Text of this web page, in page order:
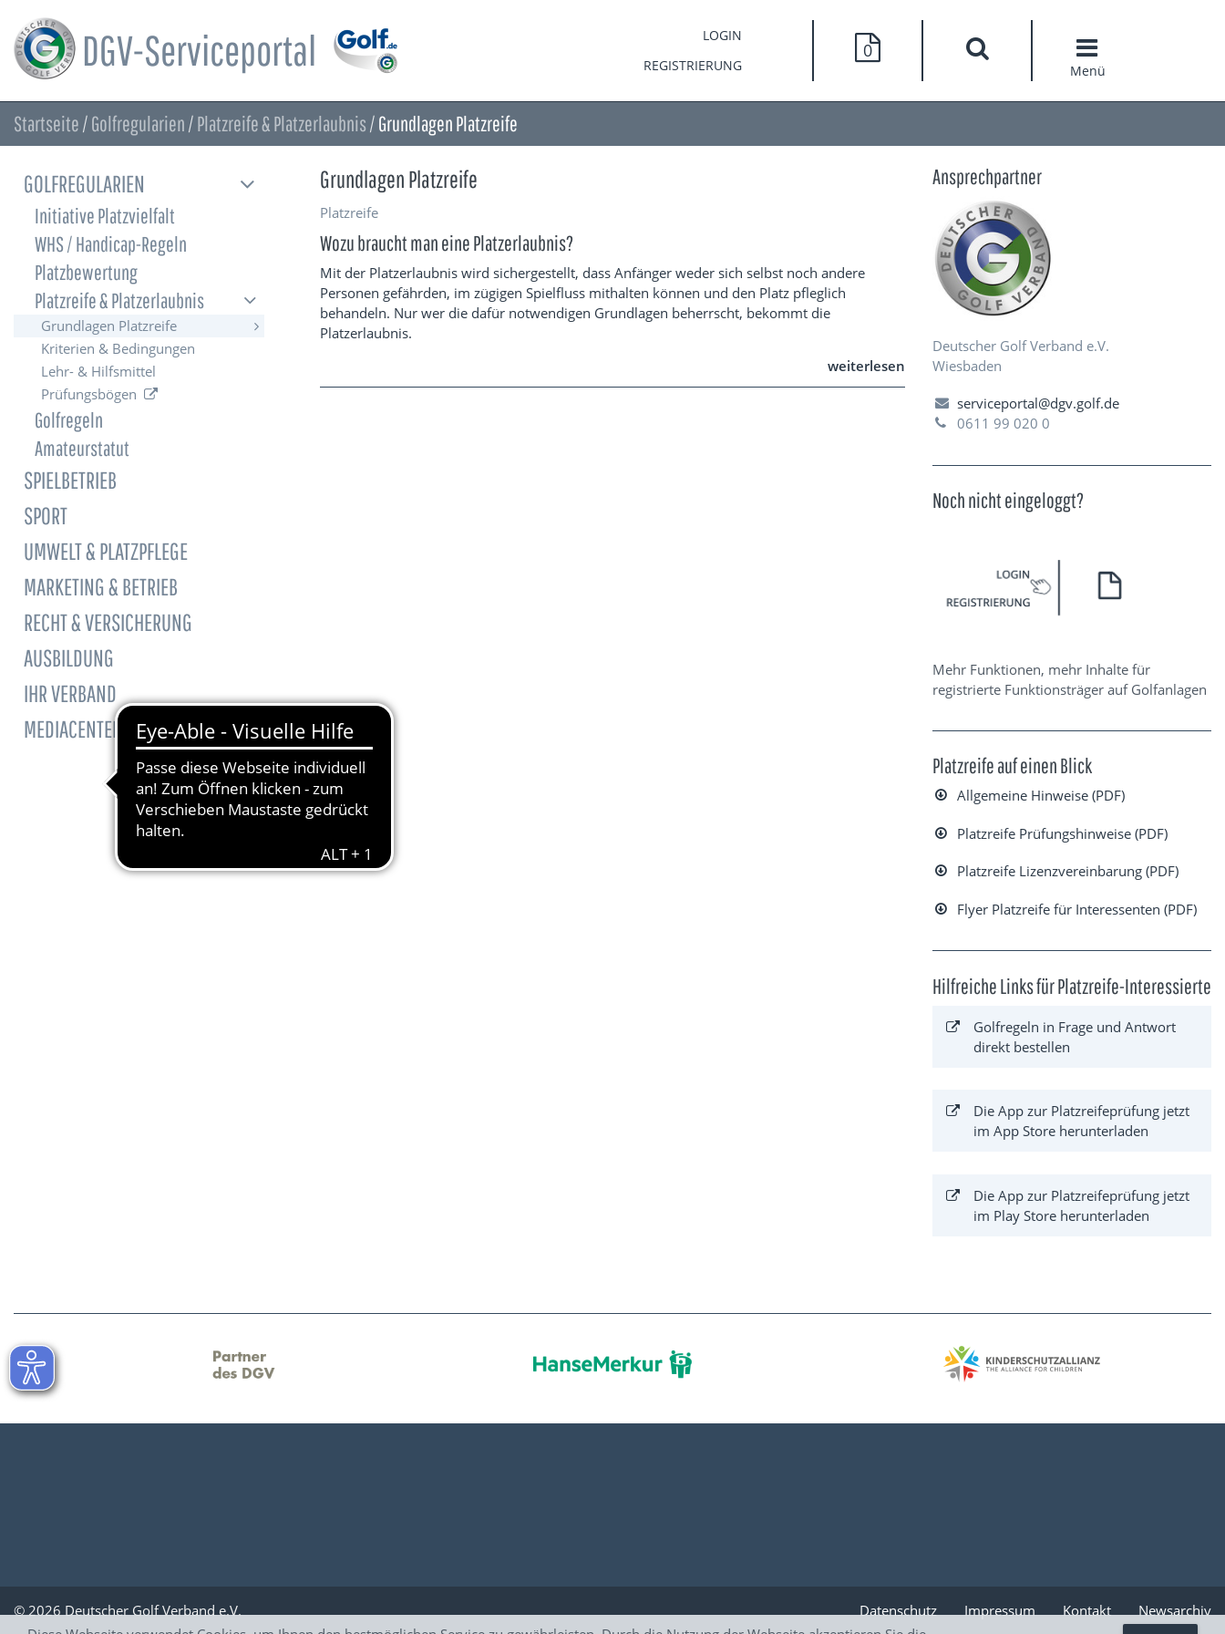
DGV-Serviceportal
LOGIN
REGISTRIERUNG
0
Menü
Startseite / Golfregularien / Platzreife & Platzerlaubnis / Grundlagen Platzreife
GOLFREGULARIEN
Initiative Platzvielfalt
WHS / Handicap-Regeln
Platzbewertung
Platzreife & Platzerlaubnis
Grundlagen Platzreife
Kriterien & Bedingungen
Lehr- & Hilfsmittel
Prüfungsbögen
Golfregeln
Amateurstatut
SPIELBETRIEB
SPORT
UMWELT & PLATZPFLEGE
MARKETING & BETRIEB
RECHT & VERSICHERUNG
AUSBILDUNG
IHR VERBAND
MEDIACENTER
Grundlagen Platzreife
Platzreife
Wozu braucht man eine Platzerlaubnis?
Mit der Platzerlaubnis wird sichergestellt, dass Anfänger weder sich selbst noch andere
Personen gefährden, im zügigen Spielfluss mithalten können und den Platz pfleglich
behandeln. Nur wer die dafür notwendigen Grundlagen beherrscht, bekommt die
Platzerlaubnis.
weiterlesen
Ansprechpartner
Deutscher Golf Verband e.V.
Wiesbaden
serviceportal@dgv.golf.de
0611 99 020 0
Noch nicht eingeloggt?
Mehr Funktionen, mehr Inhalte für
registrierte Funktionsträger auf Golfanlagen
Platzreife auf einen Blick
Allgemeine Hinweise (PDF)
Platzreife Prüfungshinweise (PDF)
Platzreife Lizenzvereinbarung (PDF)
Flyer Platzreife für Interessenten (PDF)
Hilfreiche Links für Platzreife-Interessierte
Golfregeln in Frage und Antwort
direkt bestellen
Die App zur Platzreifeprüfung jetzt
im App Store herunterladen
Die App zur Platzreifeprüfung jetzt
im Play Store herunterladen
© 2026 Deutscher Golf Verband e.V. Datenschutz Impressum Kontakt Newsarchiv